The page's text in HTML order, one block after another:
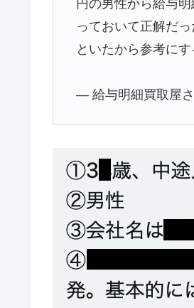
円の男性から給与
っておいて正解だ
といたから参考に
— 給与明細買取屋